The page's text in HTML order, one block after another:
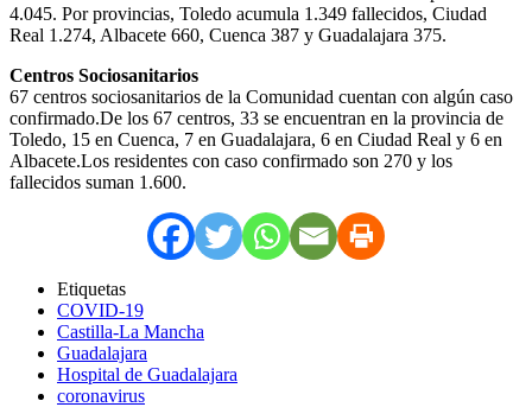
4.045. Por provincias, Toledo acumula 1.349 fallecidos, Ciudad
Real 1.274, Albacete 660, Cuenca 387 y Guadalajara 375.
Centros Sociosanitarios
67 centros sociosanitarios de la Comunidad cuentan con algún caso
confirmado.De los 67 centros, 33 se encuentran en la provincia de
Toledo, 15 en Cuenca, 7 en Guadalajara, 6 en Ciudad Real y 6 en
Albacete.Los residentes con caso confirmado son 270 y los
fallecidos suman 1.600.
Etiquetas
COVID-19
Castilla-La Mancha
Guadalajara
Hospital de Guadalajara
coronavirus